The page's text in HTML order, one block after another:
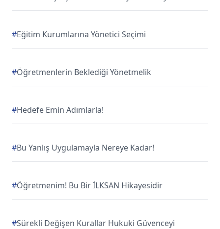
#Eğitim Kurumlarına Yönetici Seçimi
#Öğretmenlerin Beklediği Yönetmelik
#Hedefe Emin Adımlarla!
#Bu Yanlış Uygulamayla Nereye Kadar!
#Öğretmenim! Bu Bir İLKSAN Hikayesidir
#Sürekli Değişen Kurallar Hukuki Güvenceyi